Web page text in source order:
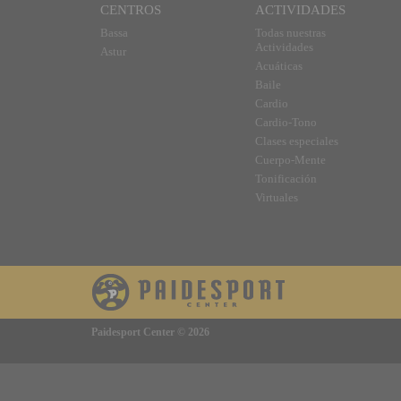
CENTROS
Bassa
Astur
ACTIVIDADES
Todas nuestras
Actividades
Acuáticas
Baile
Cardio
Cardio-Tono
Clases especiales
Cuerpo-Mente
Tonificación
Virtuales
Paidesport Center © 2026